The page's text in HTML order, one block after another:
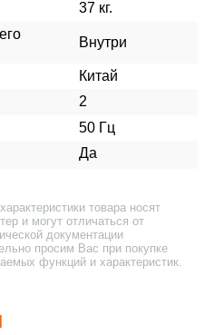
37 кг.
Внутри
Китай
2
50 Гц
Да
товара носят
и могут отличаться от
документации
просим Вас при покупке
функций и характеристик.